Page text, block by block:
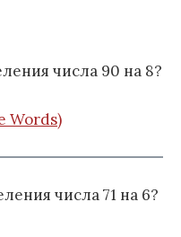
числа 90 на 8?
Words)
числа 71 на 6?